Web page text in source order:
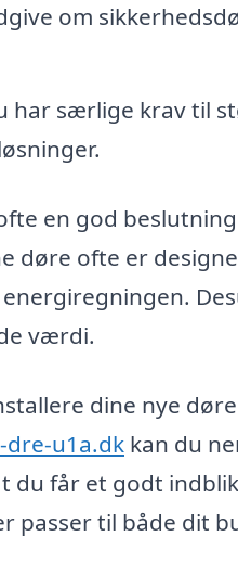
om
har særlige krav til
en god
døre ofte er
værdi.
dine nye
dre-u1a.dk kan du
du får et godt
passer til både dit